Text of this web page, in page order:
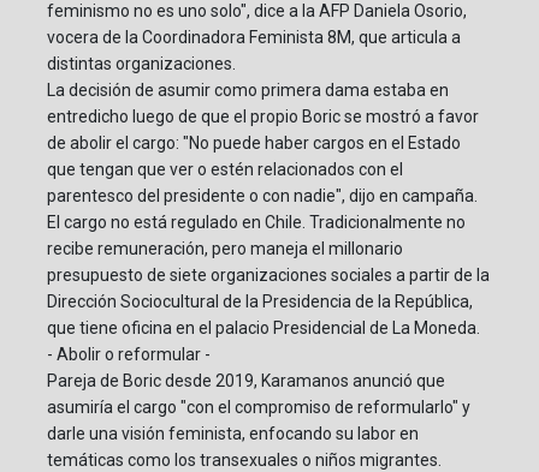
feminismo no es uno solo", dice a la AFP Daniela Osorio,
vocera de la Coordinadora Feminista 8M, que articula a
distintas organizaciones.
La decisión de asumir como primera dama estaba en
entredicho luego de que el propio Boric se mostró a favor
de abolir el cargo: "No puede haber cargos en el Estado
que tengan que ver o estén relacionados con el
parentesco del presidente o con nadie", dijo en campaña.
El cargo no está regulado en Chile. Tradicionalmente no
recibe remuneración, pero maneja el millonario
presupuesto de siete organizaciones sociales a partir de la
Dirección Sociocultural de la Presidencia de la República,
que tiene oficina en el palacio Presidencial de La Moneda.
- Abolir o reformular -
Pareja de Boric desde 2019, Karamanos anunció que
asumiría el cargo "con el compromiso de reformularlo" y
darle una visión feminista, enfocando su labor en
temáticas como los transexuales o niños migrantes.